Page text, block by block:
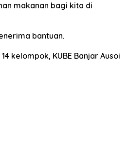
makanan bagi kita di
bantuan.
kelompok, KUBE Banjar Ausoi